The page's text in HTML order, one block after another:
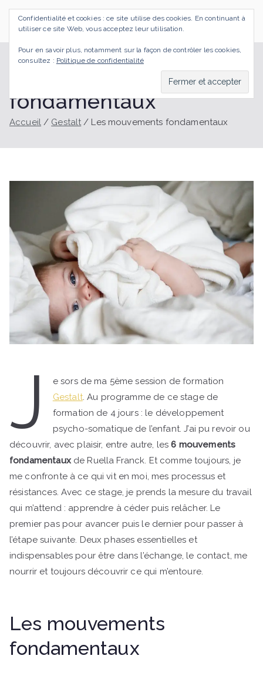
Aller
SI J'OSAIS
Bilan de Compétences Gestalt Rezé
Les mouvements
fondamentaux
Accueil Gestalt Les mouvements fondamentaux
J
e sors de ma 5ème session de formation
Gestalt. Au programme de ce stage de
formation de 4 jours : le développement
psycho-somatique de l’enfant. J’ai pu revoir ou
découvrir, avec plaisir, entre autre, les6 mouvements
fondamentauxde Ruella Franck. Et comme toujours, je
me confronte à ce qui vit en moi, mes processus et
résistances. Avec ce stage, je prends la mesure du travail
qui m’attend : apprendre à céder puis relâcher. Le
premier pas pour avancer puis le dernier pour passer à
l’étape suivante. Deux phases essentielles et
indispensables pour être dans l’échange, le contact, me
nourrir et toujours découvrir ce qui m’entoure.
Les mouvements
fondamentaux
Confidentialité et cookies : ce site utilise des cookies. En continuant à
utiliser ce site Web, vous acceptez leur utilisation.
Pour en savoir plus, notamment sur la façon de contrôler les cookies,
consultez : Politique de confidentialité